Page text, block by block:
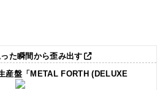
た瞬間から歪み出す
産盤「METAL FORTH (DELUXE